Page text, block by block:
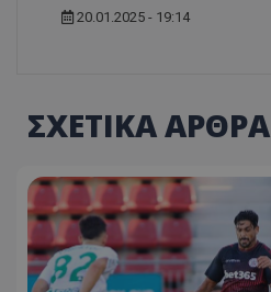
20.01.2025 - 19:14
ΣΧΕΤΙΚΑ ΑΡΘΡΑ